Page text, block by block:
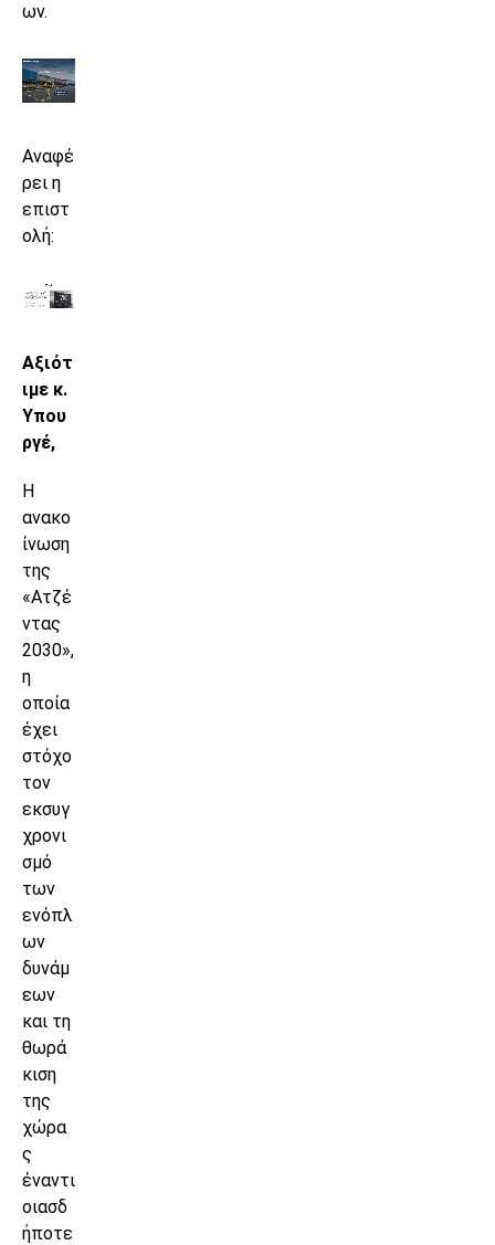
ων.
Αναφέ
ρει η
επιστ
ολή:
Αξιότ
ιμε κ.
Υπου
ργέ,
Η
ανακο
ίνωση
της
«Ατζέ
ντας
2030»,
η
οποία
έχει
στόχο
τον
εκσυγ
χρονι
σμό
των
ενόπλ
ων
δυνάμ
εων
και τη
θωρά
κιση
της
χώρα
ς
έναντι
οιασδ
ήποτε